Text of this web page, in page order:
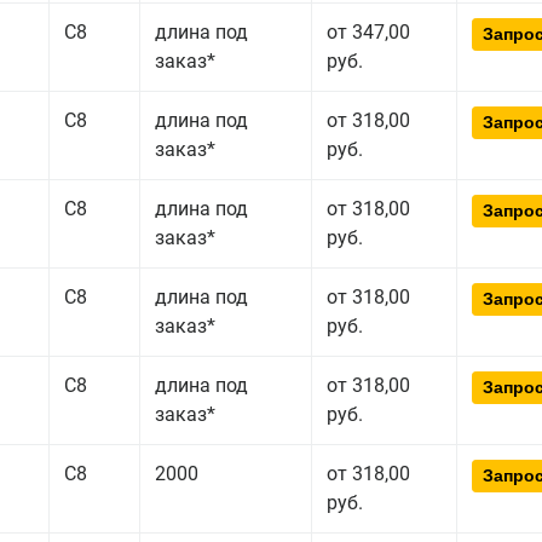
С8
длина под
заказ*
от 347,00
руб.
С8
длина под
заказ*
от 318,00
руб.
С8
длина под
заказ*
от 318,00
руб.
С8
длина под
заказ*
от 318,00
руб.
С8
длина под
заказ*
от 318,00
руб.
С8 2000
от 318,00
руб.